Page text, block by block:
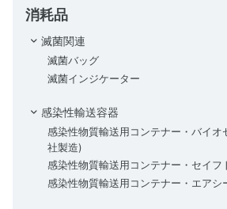
消耗品
滅菌関連
滅菌バッグ
滅菌インジケーター
感染性輸送容器
感染性物質輸送用コンテナー・バイオ
社製造)
感染性物質輸送用コンテナー・セイフ
感染性物質輸送用コンテナー・エアシ